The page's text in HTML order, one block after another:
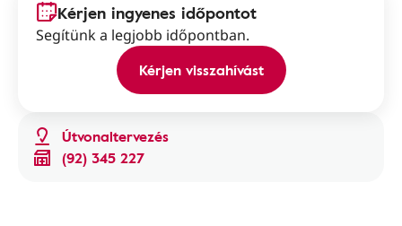
Útvonaltervezés
(92) 345 227
Kérjen ingyenes időpontot
Segítünk a legjobb időpontban.
Kérjen visszahívást